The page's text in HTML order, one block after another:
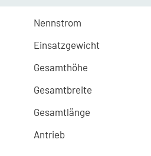
Nennstrom
Einsatzgewicht
Gesamthöhe
Gesamtbreite
Gesamtlänge
Antrieb